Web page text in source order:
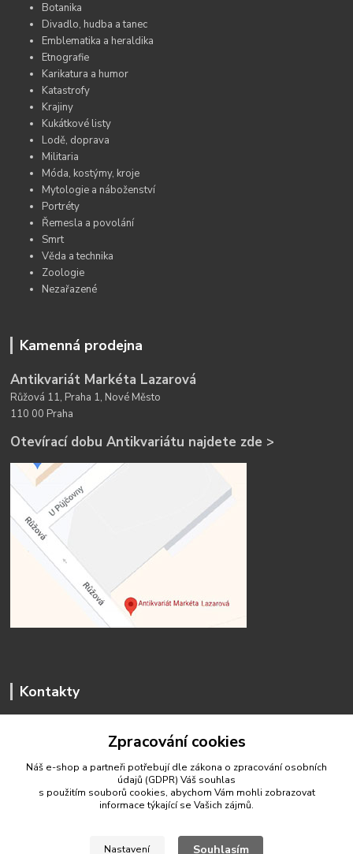
Botanika
Divadlo, hudba a tanec
Emblematika a heraldika
Etnografie
Karikatura a humor
Katastrofy
Krajiny
Kukátkové listy
Lodě, doprava
Militaria
Móda, kostýmy, kroje
Mytologie a náboženství
Portréty
Řemesla a povolání
Smrt
Věda a technika
Zoologie
Nezařazené
Kamenná prodejna
Antikvariát Markéta Lazarová
Růžová 11, Praha 1, Nové Město
110 00 Praha
Otevírací dobu Antikvariátu najdete zde >
Kontakty
antikvariat.marketa.lazarova@gmail.com
Zpracování cookies
Náš e-shop a partneři potřebují dle zákona o zpracování osobních
údajů (GDPR) Váš souhlas
s použitím souborů cookies, abychom Vám mohli zobrazovat
informace týkající se Vašich zájmů.
Nastavení Souhlasím